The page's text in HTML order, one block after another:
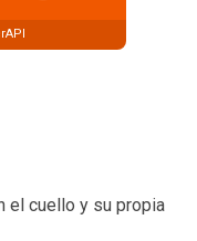
el cuello y su propia